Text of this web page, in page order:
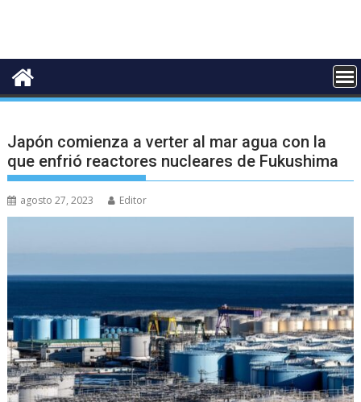
Japón comienza a verter al mar agua con la
que enfrió reactores nucleares de Fukushima
agosto 27, 2023 Editor